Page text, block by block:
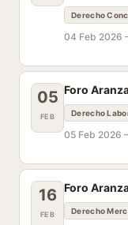
Derecho
04 Feb 2026
05
FEB
Foro
Derecho
05 Feb 2026 –
16
FEB
Foro
Derecho